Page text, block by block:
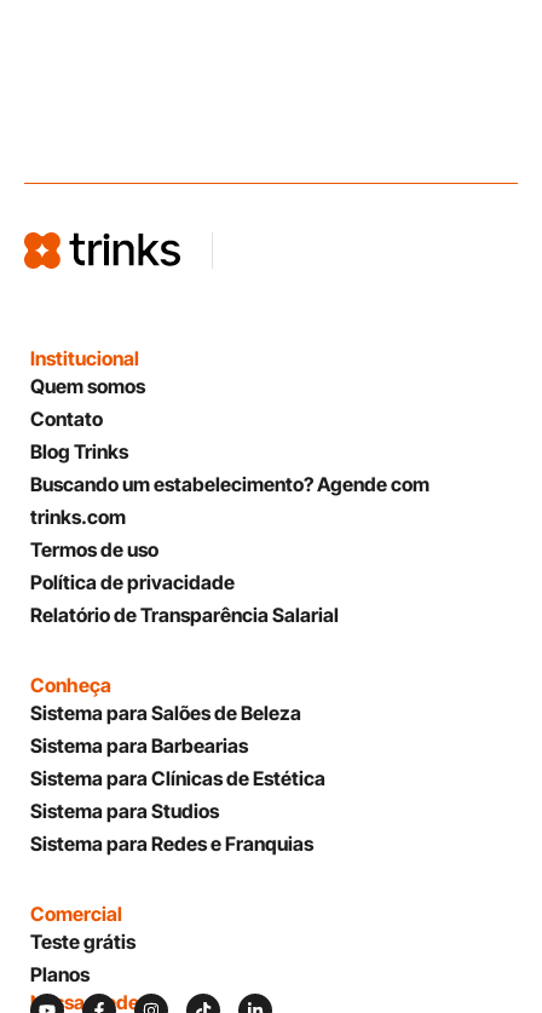
Institucional
Quem somos
Contato
Blog Trinks
Buscando um estabelecimento? Agende com
trinks.com
Termos de uso
Política de privacidade
Relatório de Transparência Salarial
Conheça
Sistema para Salões de Beleza
Sistema para Barbearias
Sistema para Clínicas de Estética
Sistema para Studios
Sistema para Redes e Franquias
Comercial
Teste grátis
Planos
Nossas redes